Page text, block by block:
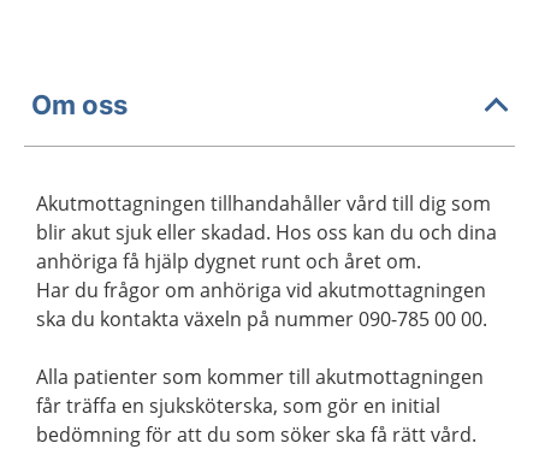
Om oss
Akutmottagningen tillhandahåller vård till dig som
blir akut sjuk eller skadad. Hos oss kan du och dina
anhöriga få hjälp dygnet runt och året om.
Har du frågor om anhöriga vid akutmottagningen
ska du kontakta växeln på nummer 090-785 00 00.
Alla patienter som kommer till akutmottagningen
får träffa en sjuksköterska, som gör en initial
bedömning för att du som söker ska få rätt vård.